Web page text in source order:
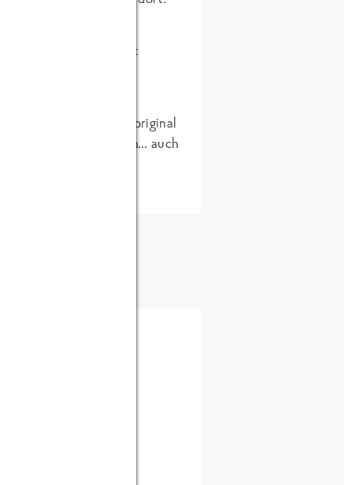
separation des Öls ist
vorstellen, wie ein original
Worte zu fassen… auch